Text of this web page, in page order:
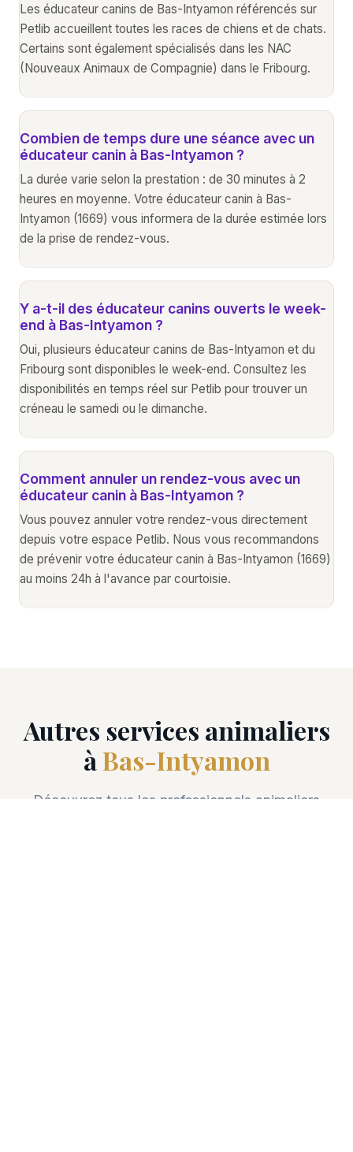
Les éducateur canins de Bas-Intyamon référencés sur
Petlib accueillent toutes les races de chiens et de chats.
Certains sont également spécialisés dans les NAC
(Nouveaux Animaux de Compagnie) dans le Fribourg.
Combien de temps dure une séance avec un
éducateur canin à Bas-Intyamon ?
La durée varie selon la prestation : de 30 minutes à 2
heures en moyenne. Votre éducateur canin à Bas-
Intyamon (1669) vous informera de la durée estimée lors
de la prise de rendez-vous.
Y a-t-il des éducateur canins ouverts le week-
end à Bas-Intyamon ?
Oui, plusieurs éducateur canins de Bas-Intyamon et du
Fribourg sont disponibles le week-end. Consultez les
disponibilités en temps réel sur Petlib pour trouver un
créneau le samedi ou le dimanche.
Comment annuler un rendez-vous avec un
éducateur canin à Bas-Intyamon ?
Vous pouvez annuler votre rendez-vous directement
depuis votre espace Petlib. Nous vous recommandons
de prévenir votre éducateur canin à Bas-Intyamon (1669)
au moins 24h à l'avance par courtoisie.
Autres services animaliers
à Bas-Intyamon
Découvrez tous les professionnels animaliers